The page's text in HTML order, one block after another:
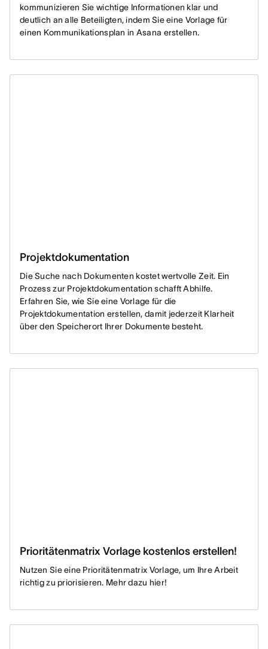
kommunizieren Sie wichtige Informationen klar und
deutlich an alle Beteiligten, indem Sie eine Vorlage für
einen Kommunikationsplan in Asana erstellen.
Projektdokumentation
Die Suche nach Dokumenten kostet wertvolle Zeit. Ein
Prozess zur Projektdokumentation schafft Abhilfe.
Erfahren Sie, wie Sie eine Vorlage für die
Projektdokumentation erstellen, damit jederzeit Klarheit
über den Speicherort Ihrer Dokumente besteht.
Prioritätenmatrix Vorlage kostenlos erstellen!
Nutzen Sie eine Prioritätenmatrix Vorlage, um Ihre Arbeit
richtig zu priorisieren. Mehr dazu hier!